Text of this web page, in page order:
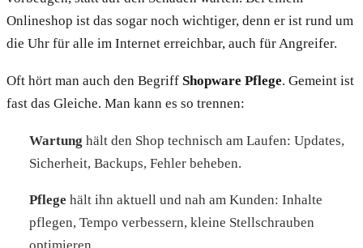
Onlineshop ist das sogar noch wichtiger, denn er ist rund um
die Uhr für alle im Internet erreichbar, auch für Angreifer.
Oft hört man auch den Begriff Shopware Pflege. Gemeint ist
fast das Gleiche. Man kann es so trennen:
Wartung hält den Shop technisch am Laufen: Updates,
Sicherheit, Backups, Fehler beheben.
Pflege hält ihn aktuell und nah am Kunden: Inhalte
pflegen, Tempo verbessern, kleine Stellschrauben